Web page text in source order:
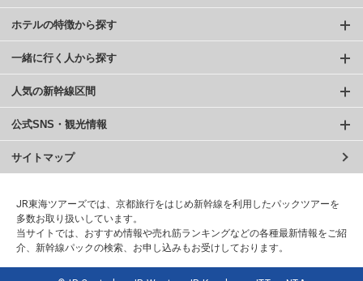
ホテルの特徴から探す
一緒に行く人から探す
人気の新幹線区間
公式SNS・観光情報
サイトマップ
JR東海ツアーズでは、京都旅行をはじめ新幹線を利用したパックツアーを
多数お取り扱いしています。
当サイトでは、おすすめ情報や売れ筋ランキングなどの各種最新情報をご紹
介、新幹線パックの検索、お申し込みもお受けしております。